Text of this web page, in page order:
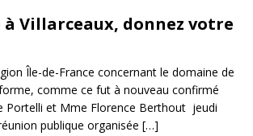
Villarceaux, donnez votre
Île-de-France concernant le domaine de
comme ce fut à nouveau confirmé
Portelli et Mme Florence Berthout jeudi
publique organisée […]